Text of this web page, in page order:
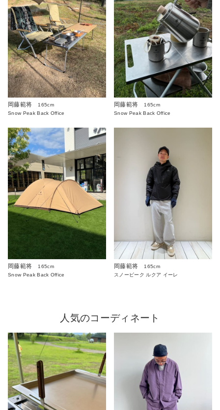
岡藤範将
165cm
Snow Peak Back Office
岡藤範将
165cm
Snow Peak Back Office
岡藤範将
165cm
Snow Peak Back Office
岡藤範将
165cm
スノーピーク ルクア イーレ
人気のコーディネート